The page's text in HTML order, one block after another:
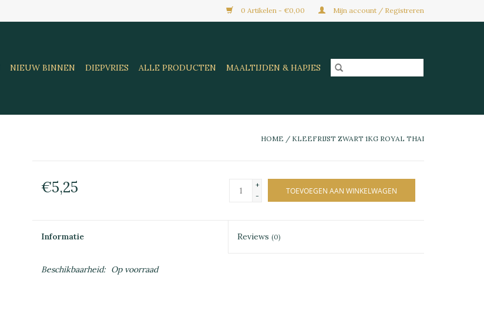
0 Artikelen - €0,00 Mijn account / Registreren
NIEUW BINNEN DIEPVRIES ALLE PRODUCTEN MAALTIJDEN & HAPJES
HOME / KLEEFRIJST ZWART 1KG ROYAL THAI
€5,25
+
-
TOEVOEGEN AAN WINKELWAGEN
Informatie Reviews(0)
Beschikbaarheid: Op voorraad